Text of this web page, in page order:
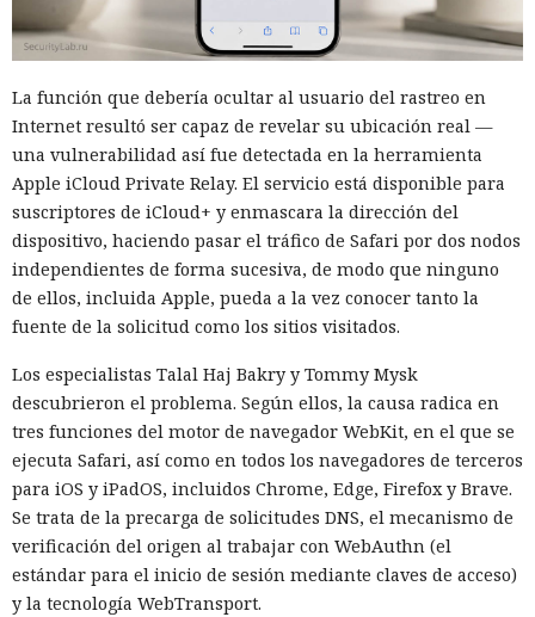
objetos se pueden ejecutar con comandos SQL y, con ciertas
configuraciones, permitir la ejecución de comandos del
compilaron el conjunto khunt directamente dentro de la
base, sin alojar archivos en el servidor. Según Huntress, esta
técnica se registra con muy poca frecuencia.
El conjunto incluía varios componentes. KhuntCmd lanzaba
cmd.exe y ejecutaba comandos del sistema operativo
mediante consultas SQL. KhuntHash accedía a la tabla
interna de usuarios de Oracle y escribía nombres de
cuentas y contraseñas en un archivo. KhuntFS permitía
comprobar la instalación exitosa de la herramienta.
Con KhuntCmd los atacantes ejecutaron el comando
whoami y comprobaron que los comandos a través de
Oracle se ejecutaban con privilegios SYSTEM en el servidor
Windows. Luego, mediante PowerShell se copiaron las
ramas del registro SAM, SECURITY y SYSTEM, de las cuales
se pueden recuperar los hashes de las contraseñas de
cuentas locales. También se ejecutó el comando tasklist /svc
La función que debería ocultar al usuario del rastreo en
Internet resultó ser capaz de revelar su ubicación real —
una vulnerabilidad así fue detectada en la herramienta
Apple iCloud Private Relay. El servicio está disponible para
suscriptores de iCloud+ y enmascara la dirección del
dispositivo, haciendo pasar el tráfico de Safari por dos nodos
independientes de forma sucesiva, de modo que ninguno
de ellos, incluida Apple, pueda a la vez conocer tanto la
fuente de la solicitud como los sitios visitados.
Los especialistas Talal Haj Bakry y Tommy Mysk
descubrieron el problema. Según ellos, la causa radica en
tres funciones del motor de navegador WebKit, en el que se
ejecuta Safari, así como en todos los navegadores de terceros
para iOS y iPadOS, incluidos Chrome, Edge, Firefox y Brave.
Se trata de la precarga de solicitudes DNS, el mecanismo de
verificación del origen al trabajar con WebAuthn (el
estándar para el inicio de sesión mediante claves de acceso)
y la tecnología WebTransport.